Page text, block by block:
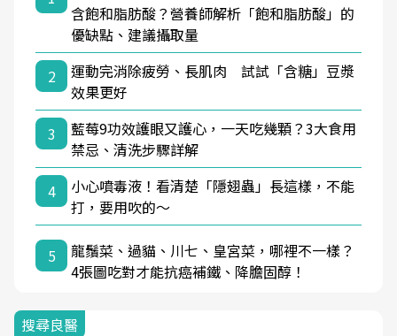
含飽和脂肪酸？營養師解析「飽和脂肪酸」的
優缺點、建議攝取量
2
運動完消除疲勞、長肌肉 試試「含糖」豆漿
效果更好
3
藍莓9功效護眼又護心，一天吃幾顆？3大食用
禁忌、清洗步驟詳解
4
小心噴毒液！看清楚「隱翅蟲」長這樣，不能
打，要用吹的～
5
龍鬚菜、過貓、川七、皇宮菜，哪裡不一樣？
4張圖吃對才能抗癌補鐵、降膽固醇！
搜尋良醫